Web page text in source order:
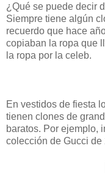
¿Qué se puede decir
Siempre tiene algún
recuerdo que hace
copiaban la ropa que
la ropa por la celeb.
En vestidos de fiesta
tienen clones de
baratos. Por ejemplo,
colección de Gucci de